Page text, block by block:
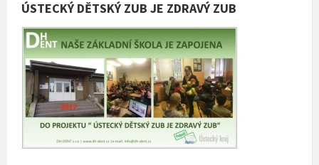
ÚSTECKÝ DĚTSKÝ ZUB JE ZDRAVÝ ZUB